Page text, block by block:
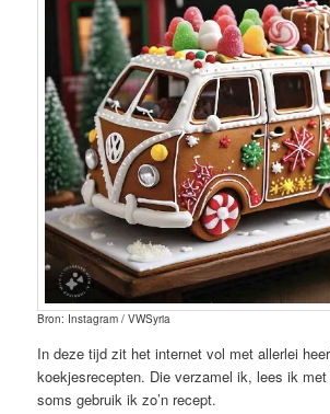
Bron: Instagram / VWSyria
In deze tijd zit het internet vol met allerlei
koekjesrecepten. Die verzamel ik, lees ik
soms gebruik ik zo’n recept.